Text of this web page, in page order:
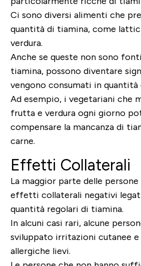
Ci sono diversi alimenti che
quantità di tiamina, come
verdura.
Anche se queste non sono
tiamina, possono diventare
vengono consumati in quantità
Ad esempio, i vegetariani che
frutta e verdura ogni giorno
compensare la mancanza di
carne.
Effetti Collaterali
La maggior parte delle
effetti collaterali negativi
quantità regolari di tiamina.
In alcuni casi rari, alcune
sviluppato irritazioni cutanee
allergiche lievi.